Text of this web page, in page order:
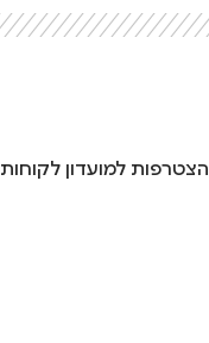
הצטרפות למועדון לקוחות